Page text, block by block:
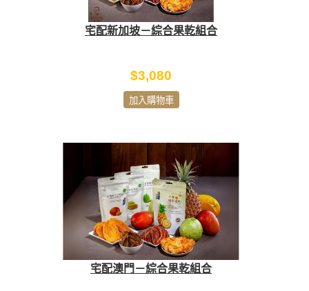
宅配新加坡－綜合果乾組合
$3,080
加入購物車
宅配澳門－綜合果乾組合